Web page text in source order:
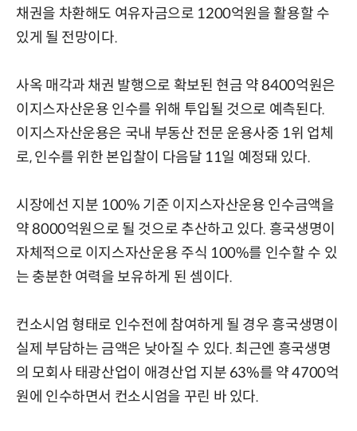
채권을 차환해도 여유자금으로 1200억원을 활용할 수
있게 될 전망이다.
사옥 매각과 채권 발행으로 확보된 현금 약 8400억원은
이지스자산운용 인수를 위해 투입될 것으로 예측된다.
이지스자산운용은 국내 부동산 전문 운용사중 1위 업체
로, 인수를 위한 본입찰이 다음달 11일 예정돼 있다.
시장에선 지분 100% 기준 이지스자산운용 인수금액을
약 8000억원으로 될 것으로 추산하고 있다. 흥국생명이
자체적으로 이지스자산운용 주식 100%를 인수할 수 있
는 충분한 여력을 보유하게 된 셈이다.
컨소시엄 형태로 인수전에 참여하게 될 경우 흥국생명이
실제 부담하는 금액은 낮아질 수 있다. 최근엔 흥국생명
의 모회사 태광산업이 애경산업 지분 63%를 약 4700억
원에 인수하면서 컨소시엄을 꾸린 바 있다.